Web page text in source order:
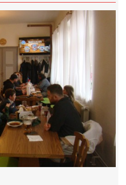
SDH Prace
PRACE
Vinohrádky 373
737361186 , 732851414
cenekji@seznam.cz
| RSS|Tisk| Nahoru ↑